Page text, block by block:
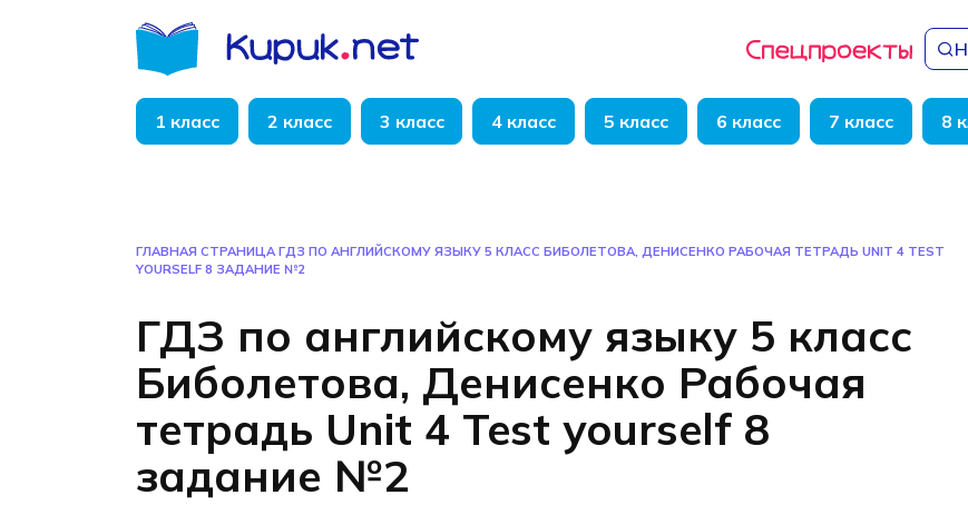
1 класс 2 класс 3 класс 4 класс 5 класс 6 класс 7 класс 8
ГЛАВНАЯ СТРАНИЦА ГДЗ ПО АНГЛИЙСКОМУ ЯЗЫКУ 5 КЛАСС БИБОЛЕТОВА, ДЕНИСЕНКО РАБОЧАЯ ТЕТРАДЬ UNIT 4 TEST
YOURSELF 8 ЗАДАНИЕ №2
ГДЗ по английскому языку 5 класс
Биболетова, Денисенко Рабочая
тетрадь Unit 4 Test yourself 8
задание №2